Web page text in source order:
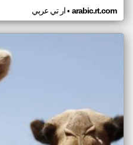
ار تي عربي• arabic.rt.com